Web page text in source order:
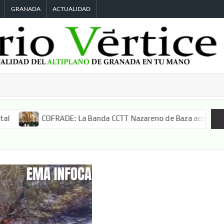
GRANADA ACTUALIDAD
COFRADE: La Banda CCTT Nazareno de Baza acompañará a